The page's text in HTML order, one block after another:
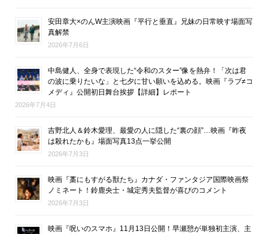
安田章大×のんW主演映画『平行と垂直』兄妹の日常映す場面写
真解禁
2026年7月6日
中島健人、全身で表現した“令和のスター”像を熱弁！「次は君
の波に乗りたいな」と七夕に甘い願いを込める。映画『ラブ≠コ
メディ』公開初日舞台挨拶【詳細】レポート
2026年7月4日
吉野北人＆鈴木愛理、最愛の人に隠した“裏の顔”…映画『昨夜
は殺れたかも』場面写真13点一挙公開
2026年7月3日
映画『藁にもすがる獣たち』カナダ・ファンタジア国際映画祭
ノミネート！鈴鹿央士・城定秀夫監督が喜びのコメント
2026年7月3日
映画『呪いのスマホ』11月13日公開！早瀬憩が単独初主演、主